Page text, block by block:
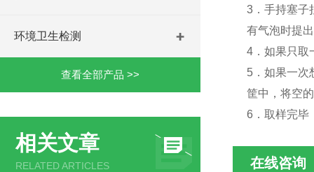
环境卫生检测
查看全部产品 >>
相关文章
RELATED ARTICLES
3．手持塞子
有气泡时提
4．如果只取
5．如果一次
筐中，将空
6．取样完毕
在线咨询